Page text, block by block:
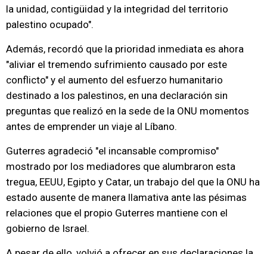
la unidad, contigüidad y la integridad del territorio
palestino ocupado".
Además, recordó que la prioridad inmediata es ahora
"aliviar el tremendo sufrimiento causado por este
conflicto" y el aumento del esfuerzo humanitario
destinado a los palestinos, en una declaración sin
preguntas que realizó en la sede de la ONU momentos
antes de emprender un viaje al Líbano.
Guterres agradeció "el incansable compromiso"
mostrado por los mediadores que alumbraron esta
tregua, EEUU, Egipto y Catar, un trabajo del que la ONU ha
estado ausente de manera llamativa ante las pésimas
relaciones que el propio Guterres mantiene con el
gobierno de Israel.